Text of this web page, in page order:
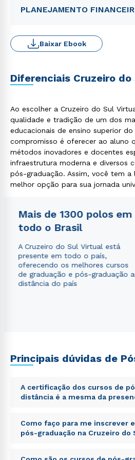
PLANEJAMENTO
Baixar Ebook
Diferenciais Cruzeiro do
Ao escolher a Cruzeiro do Sul
qualidade e tradição de um dos
educacionais de ensino superior do
compromisso é oferecer ao aluno
métodos inovadores e docentes
infraestrutura moderna e diversos
pós-graduação. Assim, você tem a
melhor opção para sua jornada
Mais de 1300 polos em
todo o Brasil
A Cruzeiro do Sul Virtual está
presente em todo o país,
oferecendo os melhores cursos
de graduação e pós-graduação a
distância do país
Principais dúvidas de
A certificação dos cursos de
distância é a mesma da
Sed ut perspiciatis unde omnis
voluptatem accusantium
totam rem aperiam, eaque ipsa
Como faço para me inscrever
pós-graduação na Cruzeiro do
Sed ut perspiciatis unde omnis
Rápido e fácil
WhatsApp
ou
Estou de acordo com aPolítica
autorizo que meus dados sejam
envio de conteúdos da Cruzeiro